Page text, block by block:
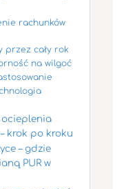
rachunków
przez cały rok
na wilgoć
krok po kroku
– gdzie
PUR w